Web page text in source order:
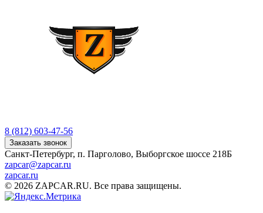
8 (812) 603-47-56
Заказать звонок
Санкт-Петербург, п. Парголово, Выборгское шоссе 218Б
zapcar@zapcar.ru
zapcar.ru
© 2026 ZAPCAR.RU. Все права защищены.